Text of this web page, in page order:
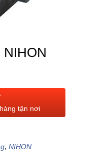
NIHON
tận nơi
,NIHON